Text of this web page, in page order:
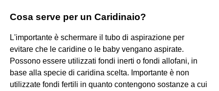
Cosa serve per un Caridinaio?
L'importante è schermare il tubo di aspirazione per
evitare che le caridine o le baby vengano aspirate.
Possono essere utilizzati fondi inerti o fondi allofani, in
base alla specie di caridina scelta. Importante è non
utilizzate fondi fertili in quanto contengono sostanze a cui